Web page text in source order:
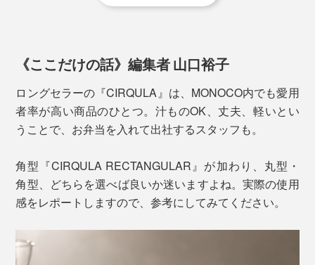
すべてのサイズが入れ子になるので、片付けや収納もス
トレスフリー。
《ここだけの話》編集者 山口裕子
ロングセラーの『CIRQULA』は、MONOCO内でも愛用
者率が高い商品のひとつ。汁ものOK、丈夫、軽いとい
うことで、お弁当を入れて出社するスタッフも。
角型『CIRQULA RECTANGULAR』が加わり、丸型・
角型、どちらを選べば良いか迷いますよね。実際の使用
感をレポートしますので、参考にしてみてください。